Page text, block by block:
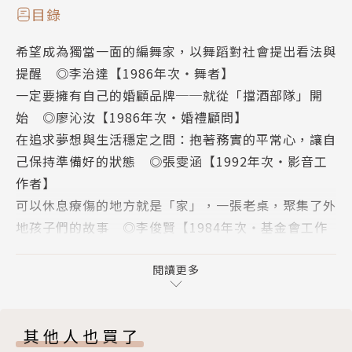
的角落。
曬衣架；
房間只有六坪大一點，能走動的地方就只剩床邊那一小
塊地方。
房租不含水費、電費、網路費，房東人在國外，因此從
沒修理過不冷的電冰箱。
網路線自己牽、九層塔自己種、二手冷氣機自己裝，或
許連炒飯的豬油都從別人家拿。
他們都住台北，都有一個夢想，相信這座城市能為他們
三十年前，我們的父母來到台北，希望在這繁華的城市
會的門檻設定在22K。
目錄
希望成為獨當一面的編舞家，以舞蹈對社會提出看法與
提醒 ◎李治達【1986年次‧舞者】
一定要擁有自己的婚顧品牌──就從「擋酒部隊」開
始 ◎廖沁汝【1986年次‧婚禮顧問】
在追求夢想與生活穩定之間：抱著務實的平常心，讓自
己保持準備好的狀態 ◎張雯涵【1992年次‧影音工
作者】
可以休息療傷的地方就是「家」，一張老桌，聚集了外
地孩子們的故事 ◎李俊賢【1984年次‧基金會工作
零存款──一個地震就垮了，存錢幹嘛？沒有存款也能
過的營隊人生 ◎William【1981年次‧社工人員】
自己買單」的兼職人生 ◎葉郁湘【1989年次‧劇場
閱讀更多
其他人也買了